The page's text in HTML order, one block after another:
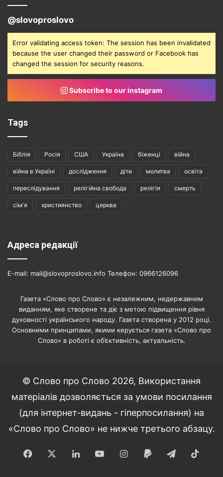
@slovoproslovo
Error validating access token: The session has been invalidated
because the user changed their password or Facebook has
changed the session for security reasons.
Subscribe to our instagram
Tags
Біблія Росія США Україна біженці війна
війна в Україні дослідження діти молитва освіта
переслідування релігійна свобода релігія смерть
сім'я християнство церква
Адреса редакції
E-mail: mail@slovoproslovo.info Телефон: 0966126096
Газета «Слово про Слово» є незалежним, недержавним
виданням, яке створене та діє з метою підвищення рівня
духовності українського народу. Газета створена у 2012 році.
Основними принципами, якими керується газета «Слово про
Слово» в роботі є об’єктивність, актуальність.
© Слово про Слово 2026, Використання
матеріалів дозволяється за умови посилання
(для інтернет-видань - гіперпосилання) на
«Слово про Слово» не нижче третього абзацу.
Facebook LinkedInYouTubeInstagram
Paypal Telegram